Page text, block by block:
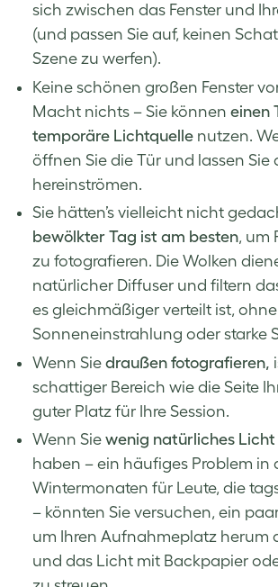
sich zwischen das Fenster und
(und passen Sie auf, keinen
Szene zu werfen).
Keine schönen großen Fenster
Macht nichts – Sie können einen
temporäre Lichtquelle nutzen.
öffnen Sie die Tür und lassen Sie
hereinströmen.
Sie hätten’s vielleicht nicht
bewölkter Tag ist am besten, um
zu fotografieren. Die Wolken
natürlicher Diffuser und filtern
es gleichmäßiger verteilt ist,
Sonneneinstrahlung oder starke
Wenn Sie draußen fotografieren,
schattiger Bereich wie die Seite
guter Platz für Ihre Session.
Wenn Sie wenig natürliches Licht
haben – ein häufiges Problem in
Wintermonaten für Leute, die
– könnten Sie versuchen, ein
um Ihren Aufnahmeplatz herum
und das Licht mit Backpapier